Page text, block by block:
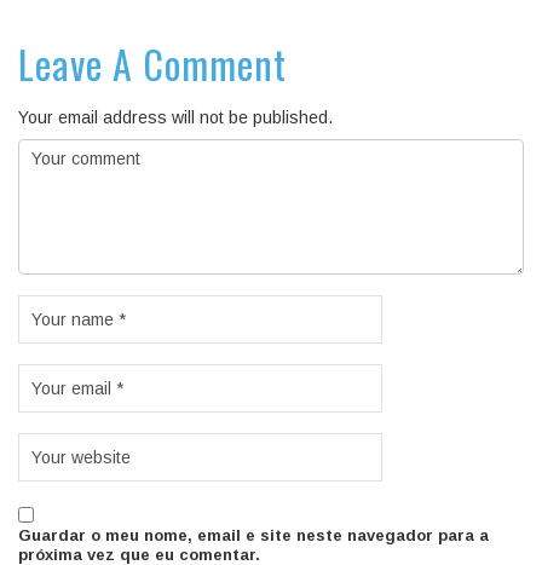
Leave A Comment
Your email address will not be published.
Guardar o meu nome, email e site neste navegador para a
próxima vez que eu comentar.